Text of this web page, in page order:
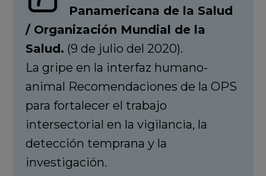
Panamericana de la Salud
/ Organización Mundial de la
Salud. (9 de julio del 2020).
La gripe en la interfaz humano-
animal Recomendaciones de la OPS
para fortalecer el trabajo
intersectorial en la vigilancia, la
detección temprana y la
investigación.